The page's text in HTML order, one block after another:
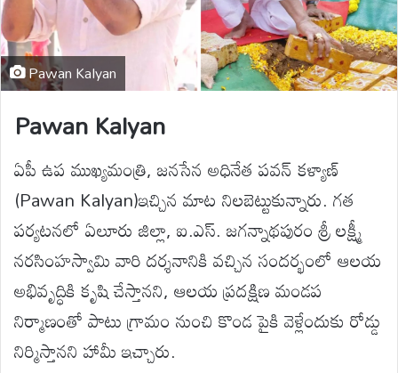
Pawan Kalyan
Pawan Kalyan
ఏపీ ఉప ముఖ్యమంత్రి, జనసేన అధినేత పవన్ కళ్యాణ్
(Pawan Kalyan)ఇచ్చిన మాట నిలబెట్టుకున్నారు. గత
పర్యటనలో ఏలూరు జిల్లా, ఐ.ఎస్. జగన్నాథపురం శ్రీ లక్ష్మీ
నరసింహస్వామి వారి దర్శనానికి వచ్చిన సందర్భంలో ఆలయ
అభివృద్ధికి కృషి చేస్తానని, ఆలయ ప్రదక్షిణ మండప
నిర్మాణంతో పాటు గ్రామం నుంచి కొండ పైకి వెళ్లేందుకు రోడ్డు
నిర్మిస్తానని హామీ ఇచ్చారు.